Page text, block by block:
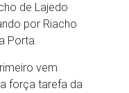
de Lajedo
por Riacho
Porta.
vem
força tarefa da